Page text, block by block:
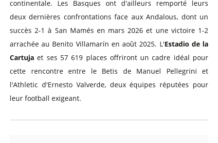
continentale. Les Basques ont d'ailleurs remporté leurs
deux dernières confrontations face aux Andalous, dont un
succès 2-1 à San Mamés en mars 2026 et une victoire 1-2
arrachée au Benito Villamarín en août 2025. L'Estadio de la
Cartuja et ses 57 619 places offriront un cadre idéal pour
cette rencontre entre le Betis de Manuel Pellegrini et
l'Athletic d'Ernesto Valverde, deux équipes réputées pour
leur football exigeant.